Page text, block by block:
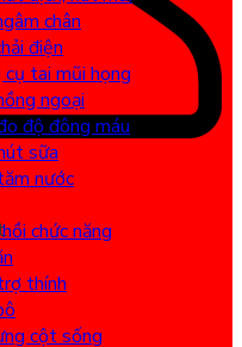
chân
điện
cụ tai mũi họng
ngoại
độ đông máu
sữa
nước
chức năng
thính
cột sống